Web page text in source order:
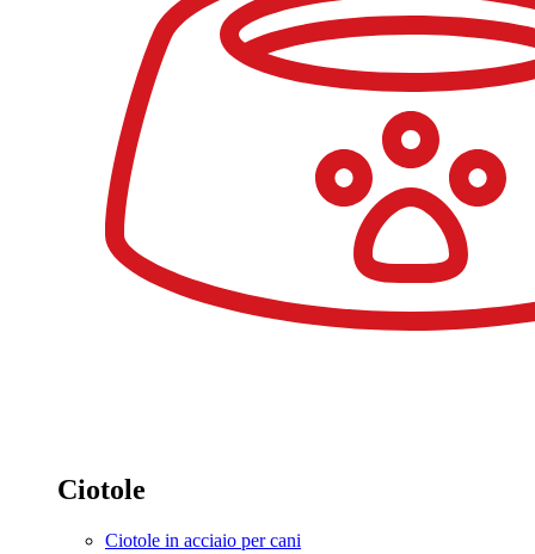
Ciotole
Ciotole in acciaio per cani